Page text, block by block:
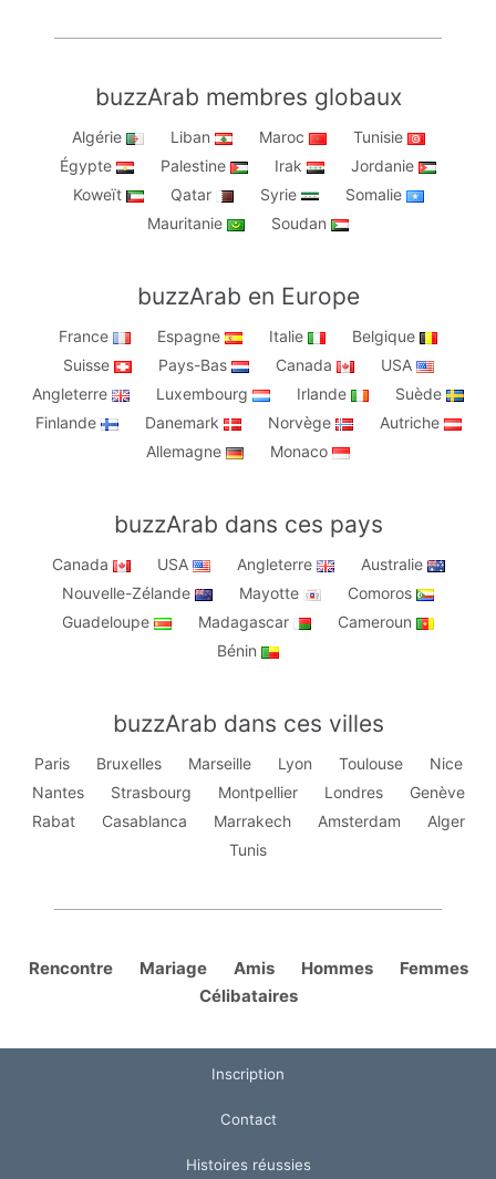
buzzArab membres globaux
Algérie Liban Maroc
Tunisie
Égypte
Palestine Irak
Jordanie
Koweït
Qatar Syrie
Somalie
Mauritanie
Soudan
buzzArab en Europe
France Espagne Italie
Belgique
Suisse
Pays-Bas Canada
USA
Angleterre
Luxembourg Irlande
Suède
Finlande
Danemark Norvège
Autriche
Allemagne
Monaco
buzzArab dans ces pays
Canada USA Angleterre
Australie
Nouvelle-Zélande
Mayotte
Comoros
Guadeloupe
Madagascar
Cameroun
Bénin
buzzArab dans ces villes
Paris Bruxelles Marseille Lyon Toulouse
Nice
Nantes
Strasbourg Montpellier Londres
Genève
Rabat
Casablanca Marrakech Amsterdam
Alger
Tunis
Rencontre Mariage Amis Hommes
Femmes
Célibataires
Inscription
Contact
Histoires réussies